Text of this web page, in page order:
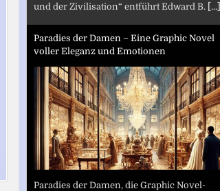
und der Zivilisation“ entführt Edward B. [...]
Paradies der Damen – Eine Graphic Novel
voller Eleganz und Emotionen
Paradies der Damen, die Graphic Novel-